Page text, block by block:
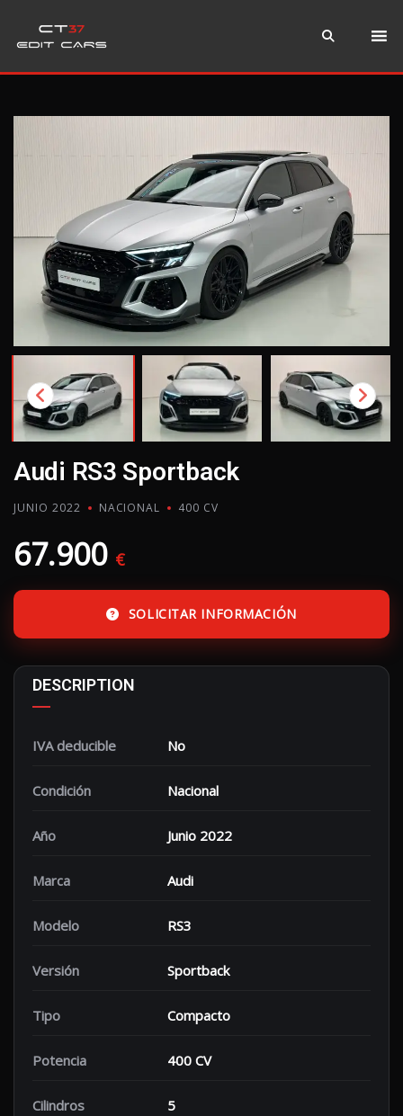
Audi RS3 Sportback
JUNIO 2022 NACIONAL 400 CV
67.900 €
SOLICITAR INFORMACIÓN
DESCRIPTION
IVA deducible No
Condición Nacional
Año Junio 2022
Marca Audi
Modelo RS3
Versión Sportback
Tipo Compacto
Potencia 400 CV
Cilindros 5
Instagram
WhatsApp
Teléfono